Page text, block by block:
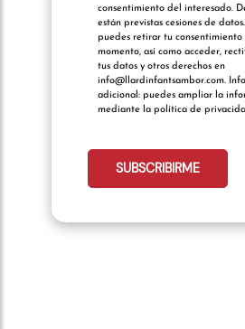
consentimiento del interesado.
están previstas cesiones de
puedes retirar tu consentimiento
momento, así como acceder,
tus datos y otros derechos en
info@llardinfantsambor.com.
adicional: puedes ampliar la
mediante la política de
SUBSCRIBIRME